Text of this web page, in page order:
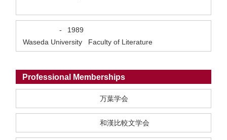
-
1989
Waseda University Faculty of Literature
Professional Memberships
万葉学会
和漢比較文学会